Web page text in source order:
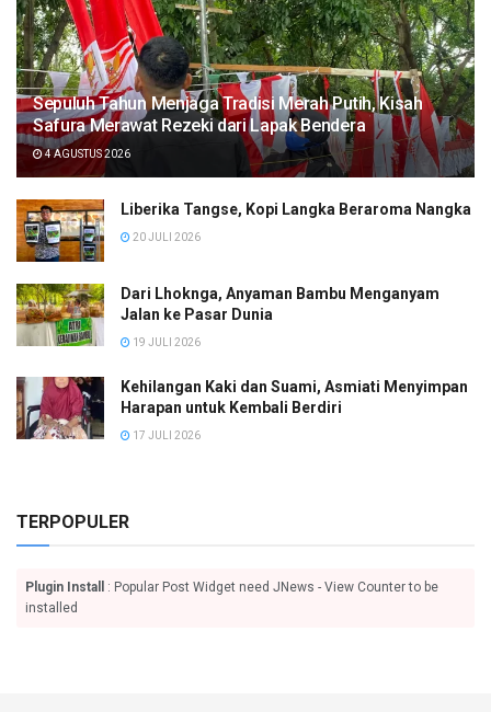
Sepuluh Tahun Menjaga Tradisi Merah Putih, Kisah
Safura Merawat Rezeki dari Lapak Bendera
4 AGUSTUS 2026
Liberika Tangse, Kopi Langka Beraroma Nangka
20 JULI 2026
Dari Lhoknga, Anyaman Bambu Menganyam
Jalan ke Pasar Dunia
19 JULI 2026
Kehilangan Kaki dan Suami, Asmiati Menyimpan
Harapan untuk Kembali Berdiri
17 JULI 2026
TERPOPULER
Plugin Install
: Popular Post Widget need JNews - View Counter to be
installed